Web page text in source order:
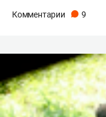
Комментарии 9